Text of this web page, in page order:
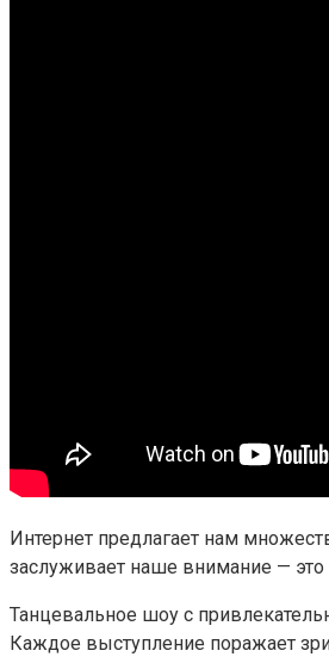
Интернет предлагает нам
заслуживает наше внимание —
Танцевальное шоу с
Каждое выступление поражает